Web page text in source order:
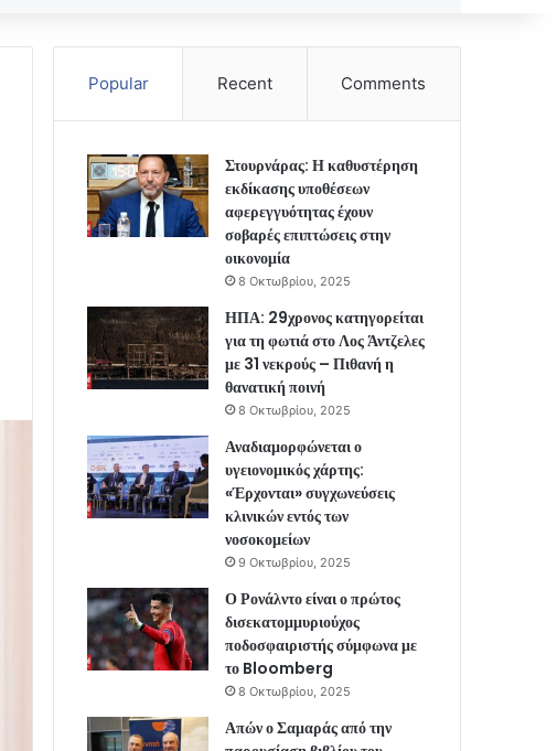
Popular Recent Comments
Στουρνάρας: Η καθυστέρηση
εκδίκασης υποθέσεων
αφερεγγυότητας έχουν
σοβαρές επιπτώσεις στην
οικονομία
8 Οκτωβρίου, 2025
ΗΠΑ: 29χρονος κατηγορείται
για τη φωτιά στο Λος Άντζελες
με 31 νεκρούς – Πιθανή η
θανατική ποινή
8 Οκτωβρίου, 2025
Αναδιαμορφώνεται ο
υγειονομικός χάρτης:
«Έρχονται» συγχωνεύσεις
κλινικών εντός των
νοσοκομείων
9 Οκτωβρίου, 2025
Ο Ρονάλντο είναι ο πρώτος
δισεκατομμυριούχος
ποδοσφαιριστής σύμφωνα με
το Bloomberg
8 Οκτωβρίου, 2025
Απών ο Σαμαράς από την